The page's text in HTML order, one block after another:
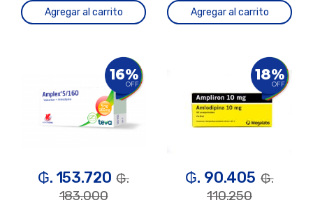
Agregar al carrito Agregar al carrito
16%
OFF
₲. 153.720 ₲.
183.000
18%
OFF
₲. 90.405 ₲.
110.250